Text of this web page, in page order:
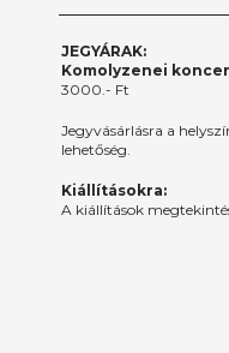
JEGYÁRAK:
Komolyzenei
3000.- Ft
Jegyvásárlásra a
lehetőség.
Kiállításokra:
A kiállítások